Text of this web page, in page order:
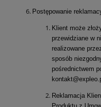
Postępowanie
Klient może
przewidziane w
realizowane
sposób
pośrednictwem
Reklamacja